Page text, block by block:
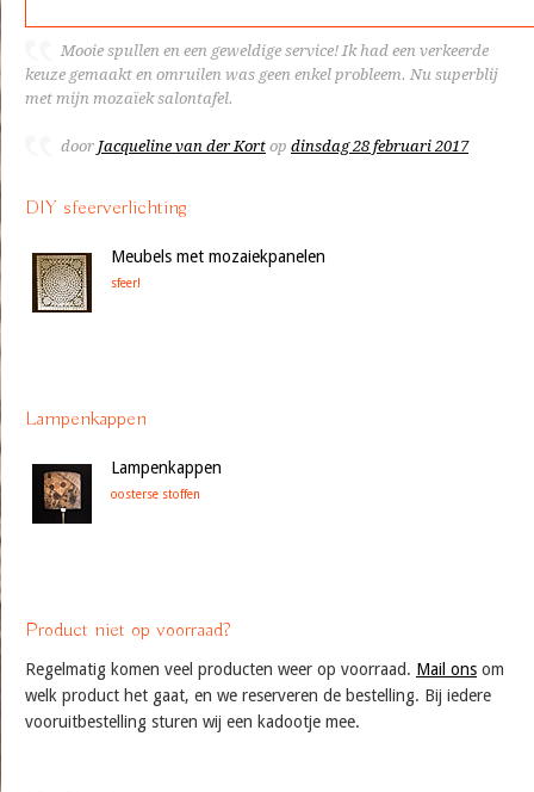
Mooie spullen en een geweldige service! Ik had een verkeerde
keuze gemaakt en omruilen was geen enkel probleem. Nu superblij
met mijn mozaïek salontafel.
door Jacqueline van der Kort op dinsdag 28 februari 2017
DIY sfeerverlichting
Meubels met mozaiekpanelen
sfeer!
Lampenkappen
Lampenkappen
oosterse stoffen
Product niet op voorraad?
Regelmatig komen veel producten weer op voorraad. Mail ons om
welk product het gaat, en we reserveren de bestelling. Bij iedere
vooruitbestelling sturen wij een kadootje mee.